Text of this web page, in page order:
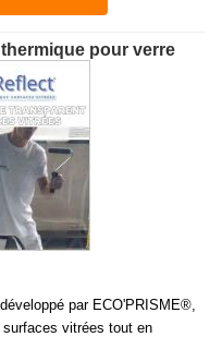
pour verre
par ECO'PRISME®,
vitrées tout en